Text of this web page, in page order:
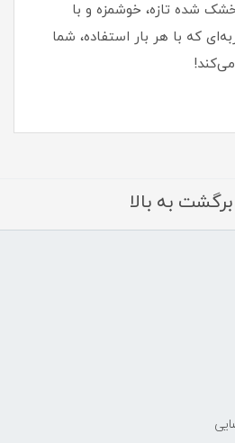
شده تازه، خوشمزه و با
که با هر بار استفاده، شما
برگشت به بالا